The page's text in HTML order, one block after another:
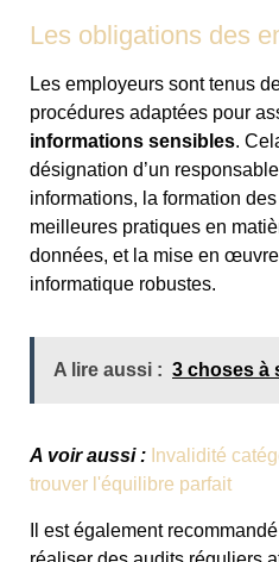
Les obligations des
Les employeurs sont tenus
procédures adaptées pour
informations sensibles.
désignation d’un
informations, la formation
meilleures pratiques en
données, et la mise en
informatique robustes.
A lire aussi : 3 choses à
A voir aussi : Invalidité
trouver l'équilibre parfait
Il est également